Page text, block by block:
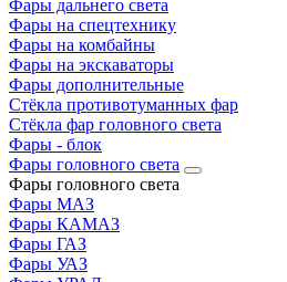
Фары дальнего света
Фары на спецтехнику
Фары на комбайны
Фары на экскаваторы
Фары дополнительные
Стёкла противотуманных фар
Стёкла фар головного света
Фары - блок
Фары головного света
Фары головного света
Фары МАЗ
Фары КАМАЗ
Фары ГАЗ
Фары УАЗ